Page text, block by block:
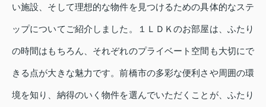
い施設、そして理想的な物件を見つけるための具体的なステ
ップについてご紹介しました。１ＬＤＫのお部屋は、ふたり
の時間はもちろん、それぞれのプライベート空間も大切にで
きる点が大きな魅力です。前橋市の多彩な便利さや周囲の環
境を知り、納得のいく物件を選んでいただくことが、ふたり